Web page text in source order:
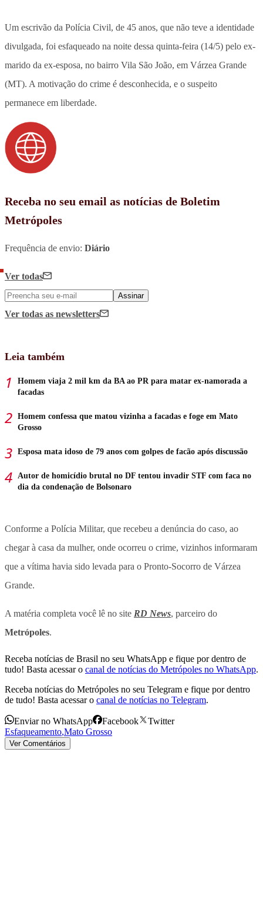
Um escrivão da Polícia Civil, de 45 anos, que não teve a identidade
divulgada, foi esfaqueado na noite dessa quinta-feira (14/5) pelo ex-
marido da ex-esposa, no bairro Vila São João, em Várzea Grande
(MT). A motivação do crime é desconhecida, e o suspeito
permanece em liberdade.
Receba no seu email as notícias de Boletim
Metrópoles
Frequência de envio: Diário
Ver todas
Assinar
Ver todas as newsletters
Leia também
Homem viaja 2 mil km da BA ao PR para matar ex-namorada a
facadas
Homem confessa que matou vizinha a facadas e foge em Mato
Grosso
Esposa mata idoso de 79 anos com golpes de facão após discussão
Autor de homicídio brutal no DF tentou invadir STF com faca no
dia da condenação de Bolsonaro
Conforme a Polícia Militar, que recebeu a denúncia do caso, ao
chegar à casa da mulher, onde ocorreu o crime, vizinhos informaram
que a vítima havia sido levada para o Pronto-Socorro de Várzea
Grande.
A matéria completa você lê no site RD News, parceiro do
Metrópoles.
Receba notícias de Brasil no seu WhatsApp e fique por dentro de
tudo! Basta acessar o canal de notícias do Metrópoles no WhatsApp.
Receba notícias do Metrópoles no seu Telegram e fique por dentro
de tudo! Basta acessar o canal de notícias no Telegram.
Enviar no WhatsApp Facebook
Twitter
Esfaqueamento,Mato Grosso
Ver Comentários